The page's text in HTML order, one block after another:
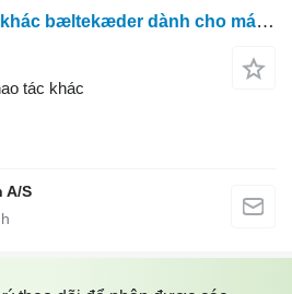
Các bộ phận thao tác khác bæltekæder dành cho máy thu hoạch cà rốt ASA Asa Lift 182-190
tác khác
A/S